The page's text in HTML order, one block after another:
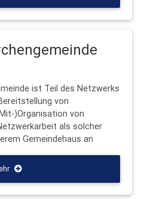
ist Teil des Netzwerks
von
)Organisation von
als solcher
Gemeindehaus an